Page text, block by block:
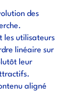
des
les utilisateurs
linéaire sur
leur
aligné